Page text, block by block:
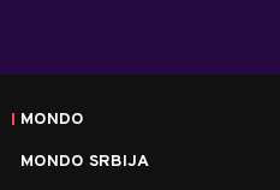
MONDO
MONDO SRBIJA